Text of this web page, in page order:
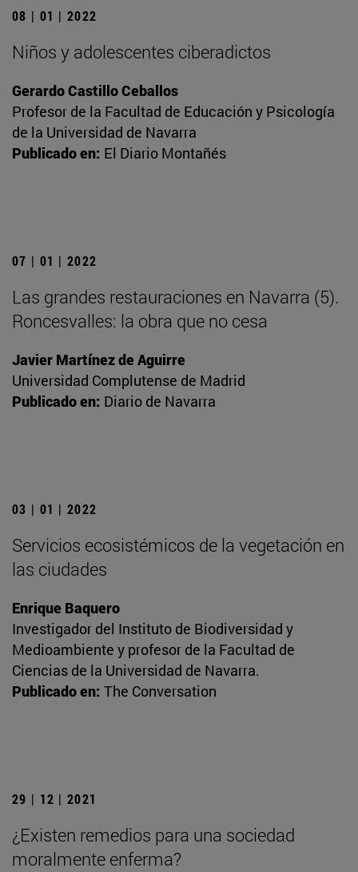
08 | 01 | 2022
Niños y adolescentes ciberadictos
Gerardo Castillo Ceballos
Profesor de la Facultad de Educación y Psicología
de la Universidad de Navarra
Publicado en: El Diario Montañés
07 | 01 | 2022
Las grandes restauraciones en Navarra (5).
Roncesvalles: la obra que no cesa
Javier Martínez de Aguirre
Universidad Complutense de Madrid
Publicado en: Diario de Navarra
03 | 01 | 2022
Servicios ecosistémicos de la vegetación en
las ciudades
Enrique Baquero
Investigador del Instituto de Biodiversidad y
Medioambiente y profesor de la Facultad de
Ciencias de la Universidad de Navarra.
Publicado en: The Conversation
29 | 12 | 2021
¿Existen remedios para una sociedad
moralmente enferma?